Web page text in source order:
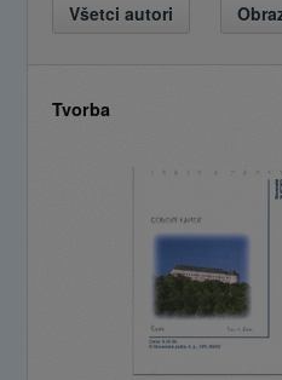
Všetci autori
Tvorba